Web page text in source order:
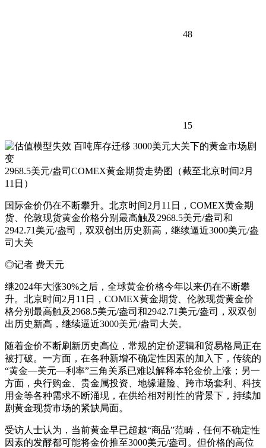
48
15
2968.5美元/盎司COMEX黄金期货走势图（截至北京时间2月
11日）
国际金价仍在不断攀升。北京时间2月11日，COMEX黄金期
货、伦敦现货黄金价格分别最高触及2968.5美元/盎司和
2942.71美元/盎司，双双创出历史新高，继续逼近3000美元/盎
司大关
◎记者 费天元
继2024年大涨30%之后，全球黄金价格今年以来仍在不断攀
升。北京时间2月11日，COMEX黄金期货、伦敦现货黄金价
格分别最高触及2968.5美元/盎司和2942.71美元/盎司，双双创
出历史新高，继续逼近3000美元/盎司大关。
随着金价不断刷新历史高位，常规的定价逻辑和贸易格局正在
被打破。一方面，在各种新增不确定性因素的加入下，传统的
“黄金—美元—利率”三角关系已难以解释本轮金价上涨；另一
方面，央行购金、贵金属投资、地缘避险、跨市场套利、科技
用金等各种需求不断涌现，在供给相对刚性的背景下，持续加
剧黄金现货市场的紧缺局面。
受访人士认为，当前黄金早已超越“商品”范畴，任何不确定性
因素的发酵都可能将金价推至3000美元/盎司。但价格的高位